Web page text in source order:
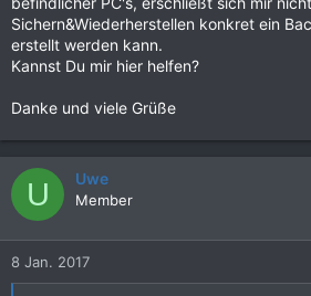
Sichern&Wiederherstellen konkret ein
erstellt werden kann.
Kannst Du mir hier helfen?
Danke und viele Grüße
U Uwe
Member
8 Jan. 2017